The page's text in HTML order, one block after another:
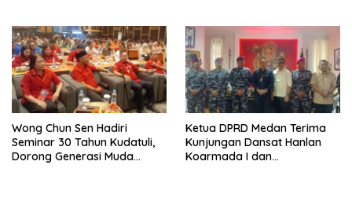
Wong Chun Sen Hadiri
Seminar 30 Tahun Kudatuli,
Dorong Generasi Muda
Ketua DPRD Medan Terima
Kunjungan Dansat Hanlan
Koarmada I dan